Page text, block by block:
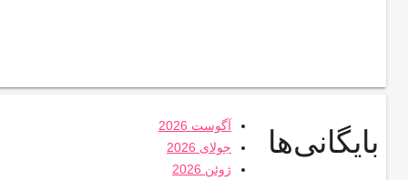
بایگانی‌ها
آگوست 2026
جولای 2026
ژوئن 2026